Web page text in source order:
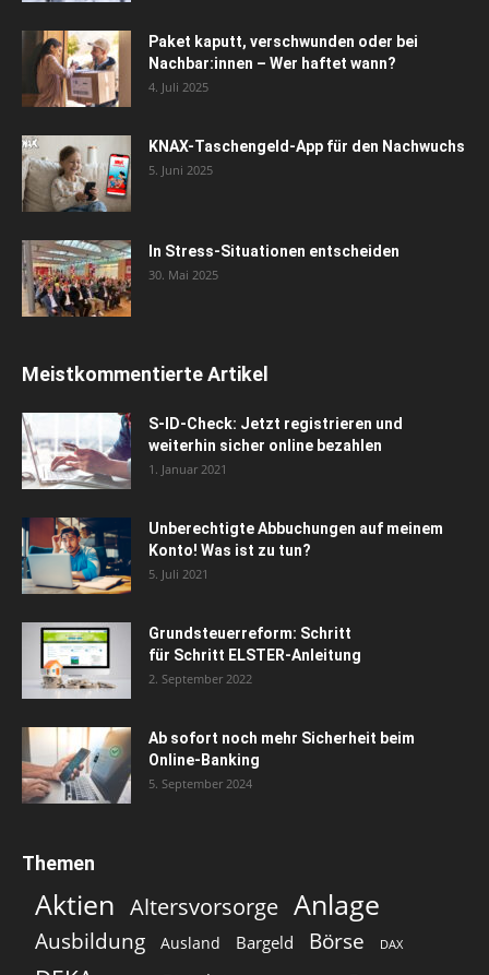
Paket kaputt, verschwunden oder bei
Nachbar:innen – Wer haftet wann?
4. Juli 2025
KNAX-Taschengeld-App für den Nachwuchs
5. Juni 2025
In Stress-Situationen entscheiden
30. Mai 2025
Meistkommentierte Artikel
S-ID-Check: Jetzt registrieren und
weiterhin sicher online bezahlen
1. Januar 2021
Unberechtigte Abbuchungen auf meinem
Konto! Was ist zu tun?
5. Juli 2021
Grundsteuerreform: Schritt
für Schritt ELSTER-Anleitung
2. September 2022
Ab sofort noch mehr Sicherheit beim
Online-Banking
5. September 2024
Themen
Aktien Altersvorsorge Anlage
Ausbildung Ausland Bargeld Börse DAX